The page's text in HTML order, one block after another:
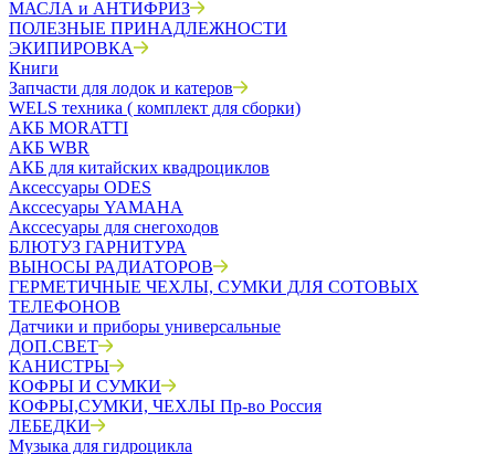
МАСЛА и АНТИФРИЗ
ПОЛЕЗНЫЕ ПРИНАДЛЕЖНОСТИ
ЭКИПИРОВКА
Книги
Запчасти для лодок и катеров
WELS техника ( комплект для сборки)
АКБ MORATTI
АКБ WBR
АКБ для китайских квадроциклов
Аксессуары ODES
Акссесуары YAMAHA
Акссесуары для снегоходов
БЛЮТУЗ ГАРНИТУРА
ВЫНОСЫ РАДИАТОРОВ
ГЕРМЕТИЧНЫЕ ЧЕХЛЫ, СУМКИ ДЛЯ СОТОВЫХ
ТЕЛЕФОНОВ
Датчики и приборы универсальные
ДОП.СВЕТ
КАНИСТРЫ
КОФРЫ И СУМКИ
КОФРЫ,СУМКИ, ЧЕХЛЫ Пр-во Россия
ЛЕБЕДКИ
Музыка для гидроцикла